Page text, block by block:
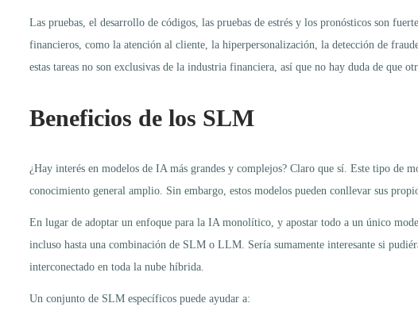
Las pruebas, el desarrollo de códigos, las pruebas de estrés y los pronósticos son
financieros, como la atención al cliente, la hiperpersonalización, la detección de
estas tareas no son exclusivas de la industria financiera, así que no hay duda de que
Beneficios de los SLM
¿Hay interés en modelos de IA más grandes y complejos? Claro que sí. Este tipo de
conocimiento general amplio. Sin embargo, estos modelos pueden conllevar sus
En lugar de adoptar un enfoque para la IA monolítico, y apostar todo a un único
incluso hasta una combinación de SLM o LLM. Sería sumamente interesante si
interconectado en toda la nube híbrida.
Un conjunto de SLM específicos puede ayudar a: